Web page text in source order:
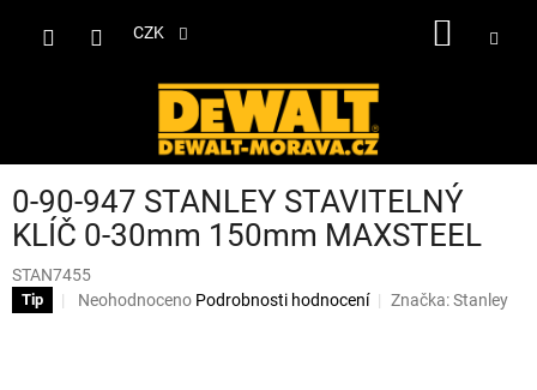
CZK
0-90-947 STANLEY STAVITELNÝ
KLÍČ 0-30mm 150mm MAXSTEEL
STAN7455
Tip
Průměrné
Neohodnoceno Podrobnosti hodnocení Značka:Stanley